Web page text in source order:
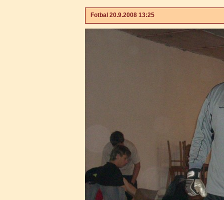
Fotbal 20.9.2008 13:25